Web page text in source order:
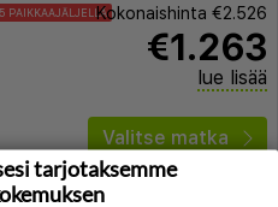
5 PAIKKAAJÄLJELLÄKokonaishinta €2.526
€1.263
lue lisää
Valitse matka
tarjotaksemme